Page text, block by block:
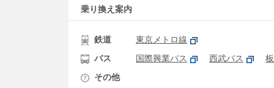
乗り換え案内
鉄道
東京メトロ線
バス
国際興業バス 西武バス
その他